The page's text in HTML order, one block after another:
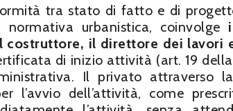
tra stato di fatto e di
urbanistica, coinvolge
costruttore, il direttore dei lavori
di inizio attività (art. 19
Il privato attraverso
l’avvio dell’attività, come